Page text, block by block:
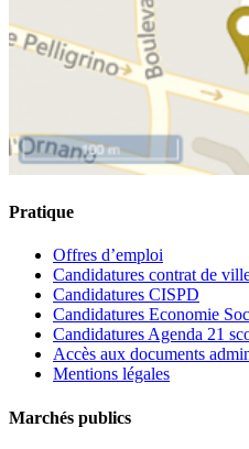
Pratique
Offres d’emploi
Candidatures contrat de
Candidatures CISPD
Candidatures Economie
Candidatures Agenda 21
Accès aux documents
Mentions légales
Marchés publics